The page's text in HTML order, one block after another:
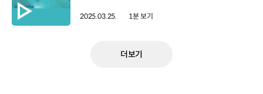
2025.03.25. 1분 보기
더보기